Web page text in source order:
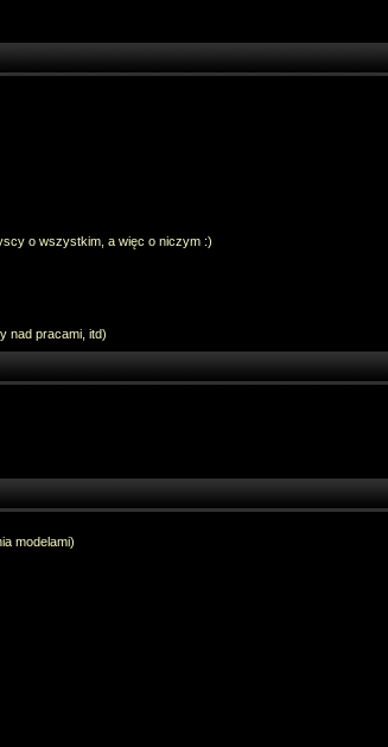
o wszystkim, a więc o niczym :)
nad pracami, itd)
modelami)